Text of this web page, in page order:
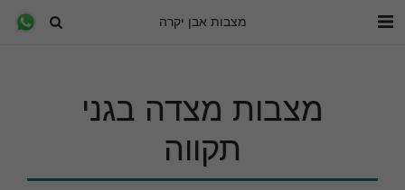
מצבות אבן יקרה
מצבות מצדה בגני
תקווה